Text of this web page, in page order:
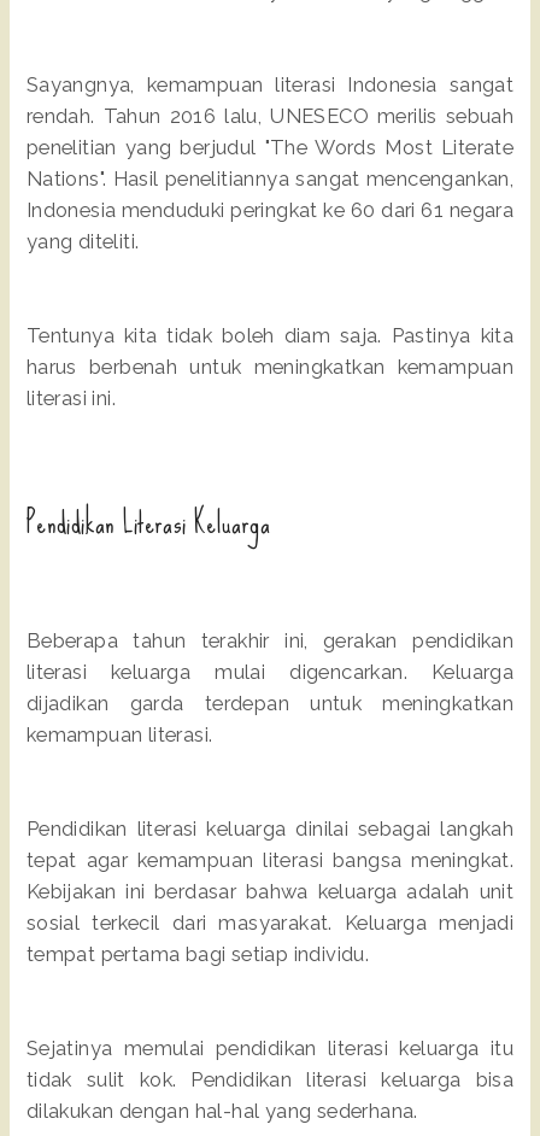
Sayangnya, kemampuan literasi Indonesia sangat
rendah. Tahun 2016 lalu, UNESECO merilis sebuah
penelitian yang berjudul "The Words Most Literate
Nations". Hasil penelitiannya sangat mencengankan,
Indonesia menduduki peringkat ke 60 dari 61 negara
yang diteliti.
Tentunya kita tidak boleh diam saja. Pastinya kita
harus berbenah untuk meningkatkan kemampuan
literasi ini.
Pendidikan Literasi Keluarga
Beberapa tahun terakhir ini, gerakan pendidikan
literasi keluarga mulai digencarkan. Keluarga
dijadikan garda terdepan untuk meningkatkan
kemampuan literasi.
Pendidikan literasi keluarga dinilai sebagai langkah
tepat agar kemampuan literasi bangsa meningkat.
Kebijakan ini berdasar bahwa keluarga adalah unit
sosial terkecil dari masyarakat. Keluarga menjadi
tempat pertama bagi setiap individu.
Sejatinya memulai pendidikan literasi keluarga itu
tidak sulit kok. Pendidikan literasi keluarga bisa
dilakukan dengan hal-hal yang sederhana.